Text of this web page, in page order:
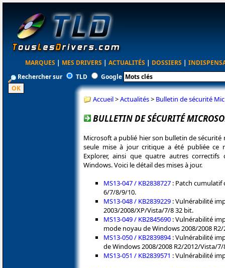
MARQUES | MES DRIVERS | ACTUALITÉS | DOSSIERS |
Rechercher sur
TLD Google
Accueil>Actualités> Bulletin de sécurité
BULLETIN DE SÉCURITÉ
Microsoft a publié hier son bulletin de sécurité
seule mise à jour critique a été publiée ce
Explorer, ainsi que quatre autres
Windows. Voici le détail des mises à jour.
MS13-047 / KB2838727 : Patch
6/7/8/9/10.
MS13-048 / KB2839229 : Vulnérabilité
2003/2008/XP/Vista/7/8 32 bit.
MS13-049 / KB2845690 : Vulnérabilité
mode noyau de Windows 2008/2008
MS13-050 / KB2839894: Vulnérabilité
de Windows 2008/2008 R2/2012/Vista/7/
MS13-051 / KB2839571 : Vulnérabilité